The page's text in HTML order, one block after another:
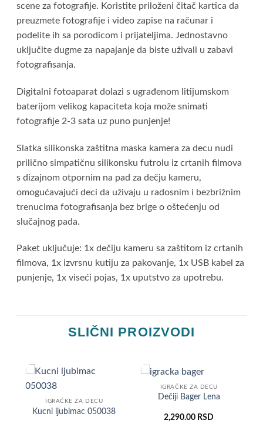
scene za fotografije. Koristite priloženi čitač kartica da
preuzmete fotografije i video zapise na računar i
podelite ih sa porodicom i prijateljima. Jednostavno
uključite dugme za napajanje da biste uživali u zabavi
fotografisanja.
Digitalni fotoaparat dolazi s ugrađenom litijumskom
baterijom velikog kapaciteta koja može snimati
fotografije 2-3 sata uz puno punjenje!
Slatka silikonska zaštitna maska kamera za decu nudi
prilično simpatičnu silikonsku futrolu iz crtanih filmova
s ​​dizajnom otpornim na pad za dečju kameru,
omogućavajući deci da uživaju u radosnim i bezbrižnim
trenucima fotografisanja bez brige o oštećenju od
slučajnog pada.
Paket uključuje: 1x dečiju kameru sa zaštitom iz crtanih
filmova, 1x izvrsnu kutiju za pakovanje, 1x USB kabel za
punjenje, 1x viseći pojas, 1x uputstvo za upotrebu.
SLIČNI PROIZVODI
IGRAČKE ZA DECU
Kucni ljubimac 050038
IGRAČKE ZA DECU
Dečiji Bager Lena
2,290.00 RSD